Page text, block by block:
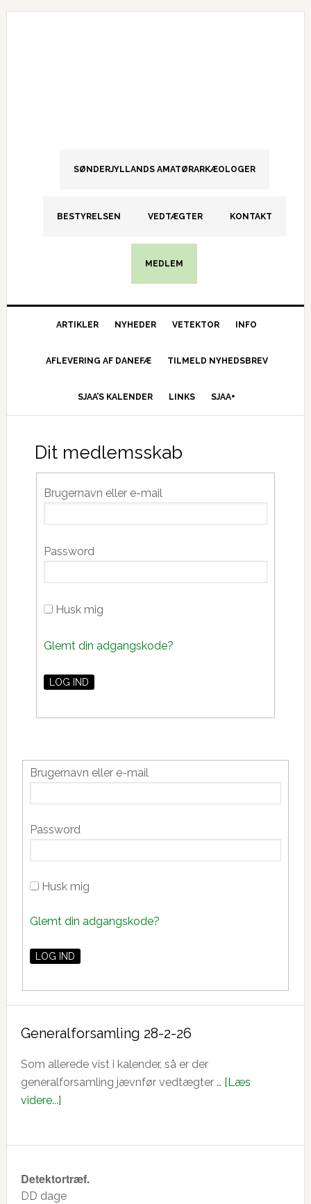
Gå
Skip
Gå
SØNDERJYLLANDS AMATØRARKÆOLOGER
BESTYRELSEN VEDTÆGTER KONTAKT
MEDLEM
ARTIKLER NYHEDER VETEKTOR INFO
AFLEVERING AF DANEFÆ TILMELD NYHEDSBREV
SJAA’S KALENDER LINKS SJAA+
Dit medlemsskab
Brugernavn eller e-mail
Password
Husk mig
Glemt din adgangskode?
Primær
Sidebar
Brugernavn eller e-mail
Password
Husk mig
Glemt din adgangskode?
Generalforsamling 28-2-26
Som allerede vist i kalender, så er der
generalforsamling jævnfør vedtægter … [Læs
videre...]om
Detektortræf.
DD dage